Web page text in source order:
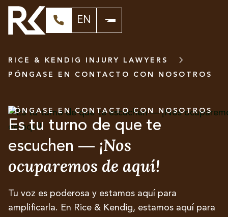
EN
RICE & KENDIG INJURY LAWYERS
PÓNGASE EN CONTACTO CON NOSOTROS
PÓNGASE EN CONTACTO CON NOSOTROS
Es tu turno de que te
escuchen — ¡Nos
ocuparemos de aquí!
Tu voz es poderosa y estamos aquí para
amplificarla. En Rice & Kendig, estamos aquí para